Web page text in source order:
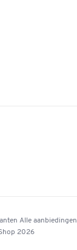
Alle aanbiedingen
2026